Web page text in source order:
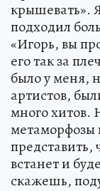
крышевать».
подходил
«Игорь, вы
его так за
было у меня,
артистов,
много хитов.
метаморфозы
представить,
встанет и
скажешь,